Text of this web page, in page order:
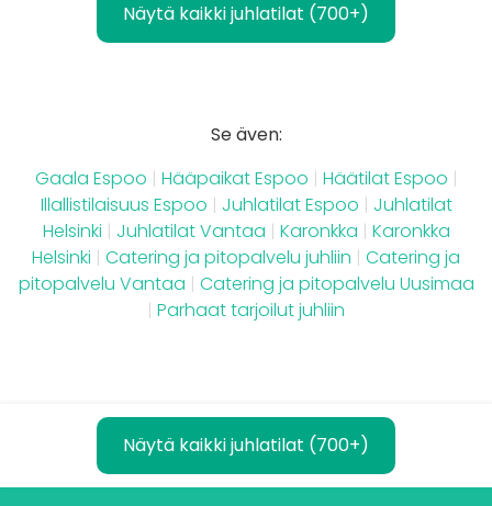
Näytä kaikki juhlatilat (700+)
Se även:
Gaala Espoo | Hääpaikat Espoo | Häätilat Espoo |
Illallistilaisuus Espoo | Juhlatilat Espoo | Juhlatilat
Helsinki | Juhlatilat Vantaa | Karonkka | Karonkka
Helsinki | Catering ja pitopalvelu juhliin | Catering ja
pitopalvelu Vantaa | Catering ja pitopalvelu Uusimaa
| Parhaat tarjoilut juhliin
Näytä kaikki juhlatilat (700+)